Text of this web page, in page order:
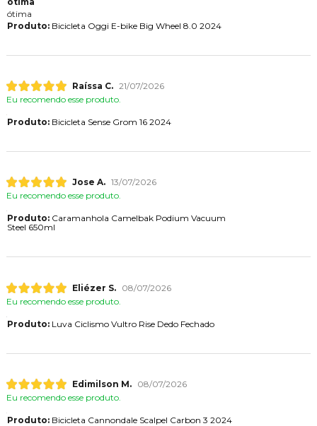
ótima
Produto:Bicicleta Oggi E-bike Big Wheel 8.0 2024
Raíssa C. 21/07/2026
Eu recomendo esse produto.
Produto:Bicicleta Sense Grom 16 2024
Jose A. 13/07/2026
Eu recomendo esse produto.
Produto:Caramanhola Camelbak Podium Vacuum
Steel 650ml
Eliézer S.
08/07/2026
Eu recomendo esse produto.
Produto:Luva Ciclismo Vultro Rise Dedo Fechado
Edimilson M.
08/07/2026
Eu recomendo esse produto.
Produto:Bicicleta Cannondale Scalpel Carbon 3 2024